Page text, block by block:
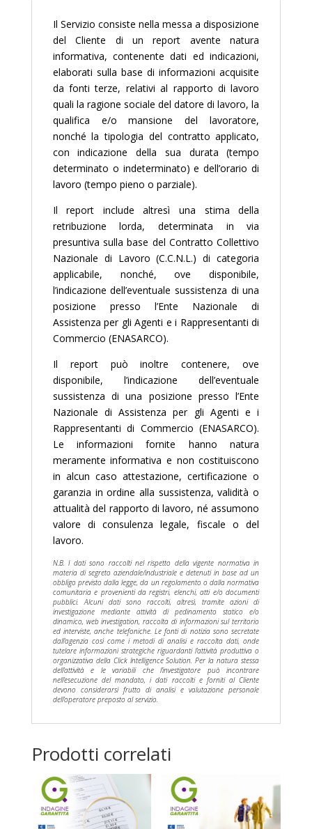
Il Servizio consiste nella messa a disposizione
del Cliente di un report avente natura
informativa, contenente dati ed indicazioni,
elaborati sulla base di informazioni acquisite
da fonti terze, relativi al rapporto di lavoro
quali la ragione sociale del datore di lavoro, la
qualifica e/o mansione del lavoratore,
nonché la tipologia del contratto applicato,
con indicazione della sua durata (tempo
determinato o indeterminato) e dell’orario di
lavoro (tempo pieno o parziale).
Il report include altresì una stima della
retribuzione lorda, determinata in via
presuntiva sulla base del Contratto Collettivo
Nazionale di Lavoro (C.C.N.L.) di categoria
applicabile, nonché, ove disponibile,
l’indicazione dell’eventuale sussistenza di una
posizione presso l’Ente Nazionale di
Assistenza per gli Agenti e i Rappresentanti di
Commercio (ENASARCO).
Il report può inoltre contenere, ove
disponibile, l’indicazione dell’eventuale
sussistenza di una posizione presso l’Ente
Nazionale di Assistenza per gli Agenti e i
Rappresentanti di Commercio (ENASARCO).
Le informazioni fornite hanno natura
meramente informativa e non costituiscono
in alcun caso attestazione, certificazione o
garanzia in ordine alla sussistenza, validità o
attualità del rapporto di lavoro, né assumono
valore di consulenza legale, fiscale o del
lavoro.
N.B. I dati sono raccolti nel rispetto della vigente normativa in
materia di segreto aziendale/industriale e detenuti in base ad un
obbligo previsto dalla legge, da un regolamento o dalla normativa
comunitaria e provenienti da registri, elenchi, atti e/o documenti
pubblici. Alcuni dati sono raccolti, altresì, tramite azioni di
investigazione mediante attività di pedinamento statico e/o
dinamico, web investigation, raccolta di informazioni sul territorio
ed interviste, anche telefoniche. Le fonti di notizia sono secretate
dall’agenzia così come i metodi di analisi e raccolta dati, onde
tutelare informazioni strategiche riguardanti l’attività produttiva o
organizzativa della Click Intelligence Solution. Per la natura stessa
dell’attività e le variabili che l’investigatore può incontrare
nell’esecuzione del mandato, i dati raccolti e forniti al Cliente
devono considerarsi frutto di analisi e valutazione personale
dell’operatore preposto al servizio.
Prodotti correlati